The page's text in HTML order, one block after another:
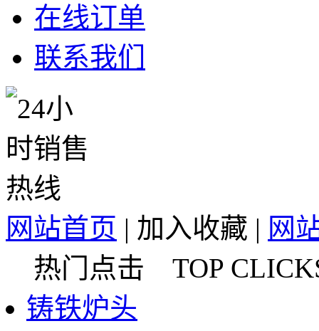
在线订单
联系我们
网站首页 | 加入收藏 | 网
热门点击 TOP
铸铁炉头